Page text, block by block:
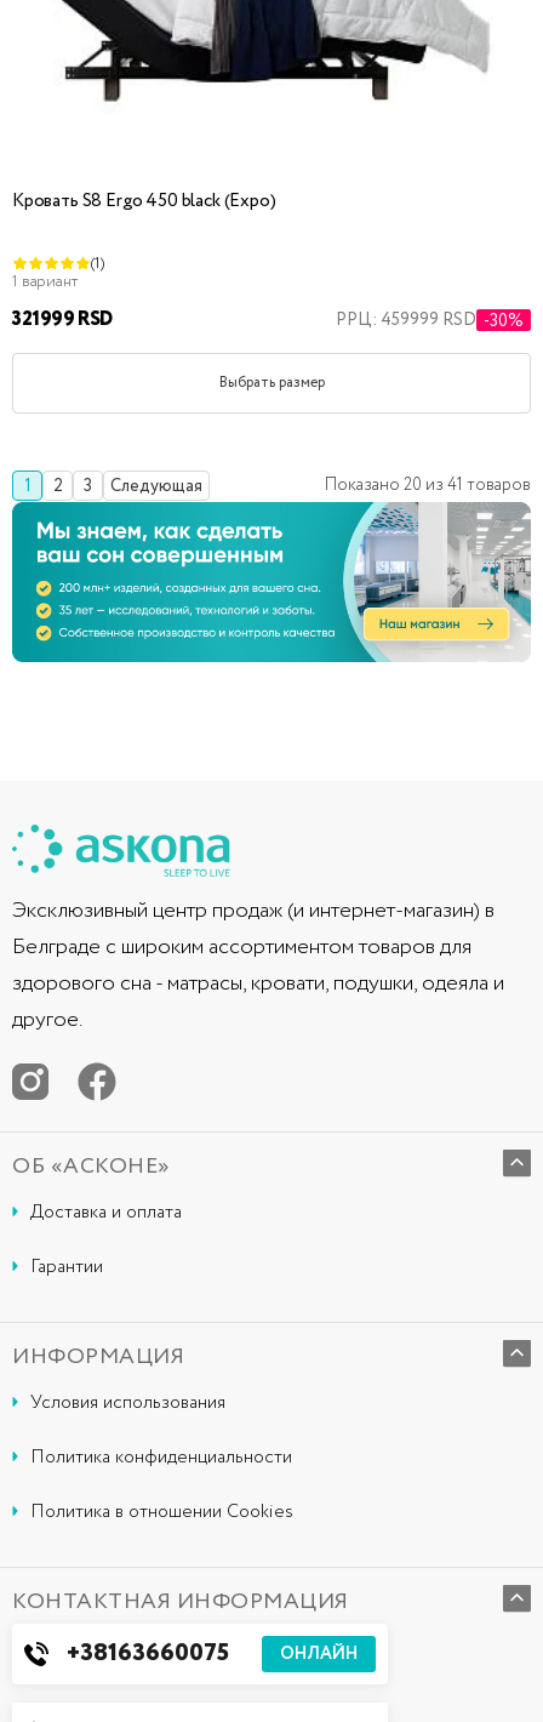
Кровать S8 Ergo 450 black (Expo)
(1)
1 вариант
321999 RSD РРЦ: 459999 RSD -30%
Выбрать размер
1 2 3 Следующая Показано 20 из 41 товаров
Эксклюзивный центр продаж (и интернет-магазин) в
Белграде с широким ассортиментом товаров для
здорового сна - матрасы, кровати, подушки, одеяла и
другое.
ОБ «АСКОНЕ»
Доставка и оплата
Гарантии
ИНФОРМАЦИЯ
Условия использования
Политика конфиденциальности
Политика в отношении Cookies
КОНТАКТНАЯ ИНФОРМАЦИЯ
+38163660075 ОНЛАЙН